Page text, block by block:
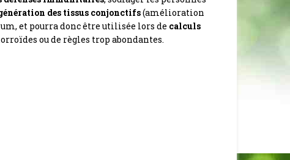
des tissus conjonctifs(amélioration
et pourra donc être utilisée lors de calculs
ou de règles trop abondantes.